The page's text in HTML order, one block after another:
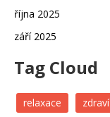
října 2025
září 2025
Tag Cloud
relaxace zdraví